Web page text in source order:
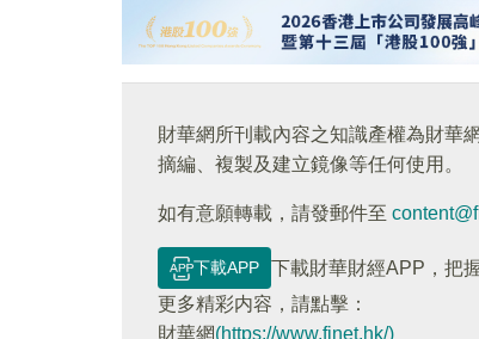
財華網所刊載內容之知識產權為財華
摘編、複製及建立鏡像等任何使用。
如有意願轉載，請發郵件至
下載APP
下載財華財經APP，把
更多精彩内容，請點擊：
財華網(https://www.finet.hk/)